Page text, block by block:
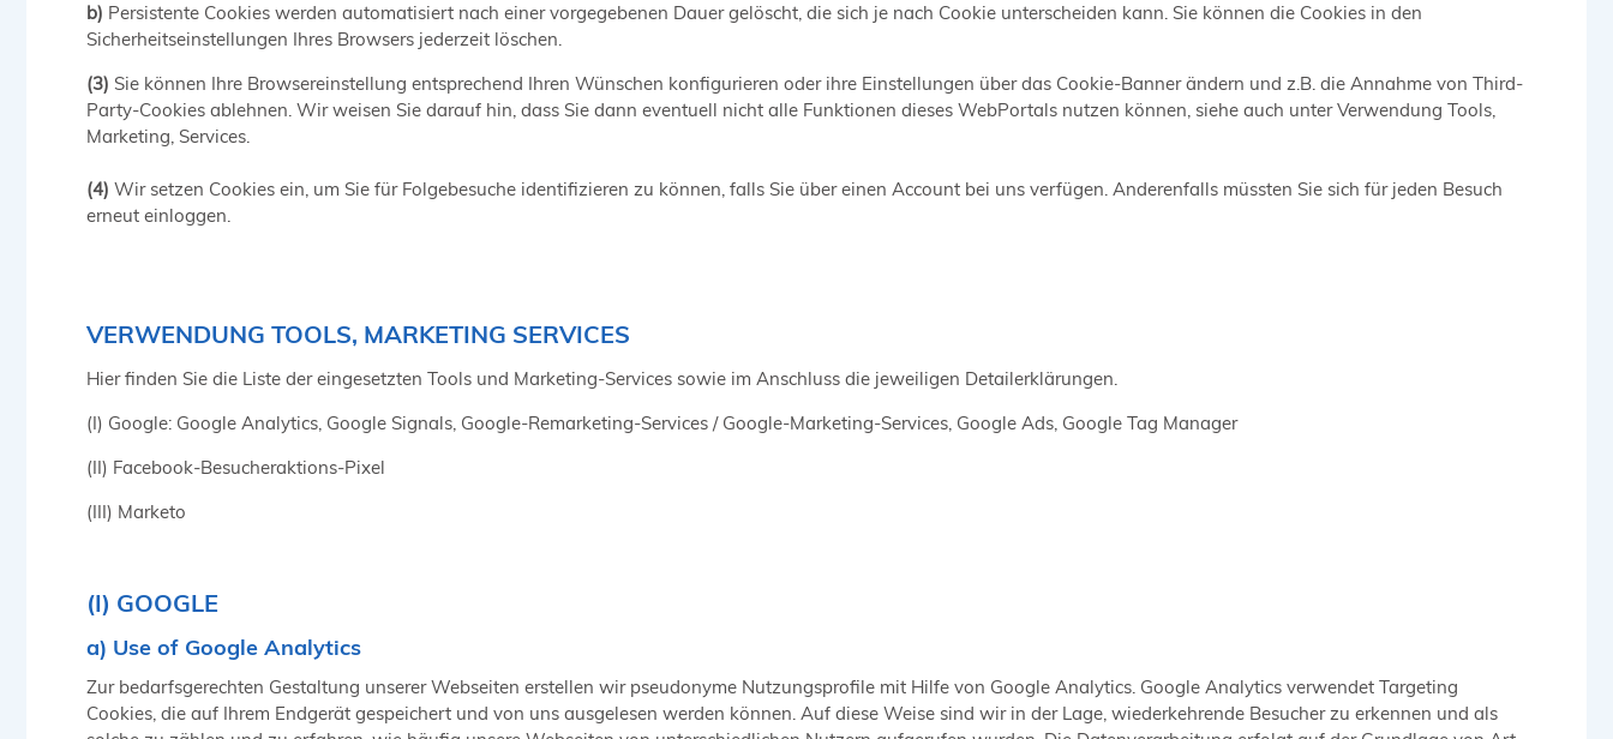
b) Persistente Cookies werden automatisiert nach einer vorgegebenen Dauer gelöscht, die sich je nach Cookie unterscheiden kann. Sie können die Cookies in den
Sicherheitseinstellungen Ihres Browsers jederzeit löschen.
(3) Sie können Ihre Browsereinstellung entsprechend Ihren Wünschen konfigurieren oder ihre Einstellungen über das Cookie-Banner ändern und z.B. die Annahme von Third-
Party-Cookies ablehnen. Wir weisen Sie darauf hin, dass Sie dann eventuell nicht alle Funktionen dieses WebPortals nutzen können, siehe auch unter Verwendung Tools,
Marketing, Services.
(4) Wir setzen Cookies ein, um Sie für Folgebesuche identifizieren zu können, falls Sie über einen Account bei uns verfügen. Anderenfalls müssten Sie sich für jeden Besuch
erneut einloggen.
VERWENDUNG TOOLS, MARKETING SERVICES
Hier finden Sie die Liste der eingesetzten Tools und Marketing-Services sowie im Anschluss die jeweiligen Detailerklärungen.
(I) Google: Google Analytics, Google Signals, Google-Remarketing-Services / Google-Marketing-Services, Google Ads, Google Tag Manager
(II) Facebook-Besucheraktions-Pixel
(III) Marketo
(I) GOOGLE
a) Use of Google Analytics
Zur bedarfsgerechten Gestaltung unserer Webseiten erstellen wir pseudonyme Nutzungsprofile mit Hilfe von Google Analytics. Google Analytics verwendet Targeting
Cookies, die auf Ihrem Endgerät gespeichert und von uns ausgelesen werden können. Auf diese Weise sind wir in der Lage, wiederkehrende Besucher zu erkennen und als